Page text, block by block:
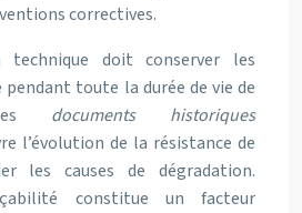
correctives.
technique doit conserver les
toute la durée de vie de
documents historiques
l’évolution de la résistance de
les causes de dégradation.
constitue un facteur